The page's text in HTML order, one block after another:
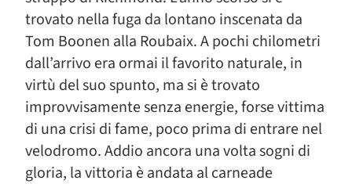
trovato nella fuga da lontano inscenata da
Tom Boonen alla Roubaix. A pochi chilometri
dall’arrivo era ormai il favorito naturale, in
virtù del suo spunto, ma si è trovato
improvvisamente senza energie, forse vittima
di una crisi di fame, poco prima di entrare nel
velodromo. Addio ancora una volta sogni di
gloria, la vittoria è andata al carneade